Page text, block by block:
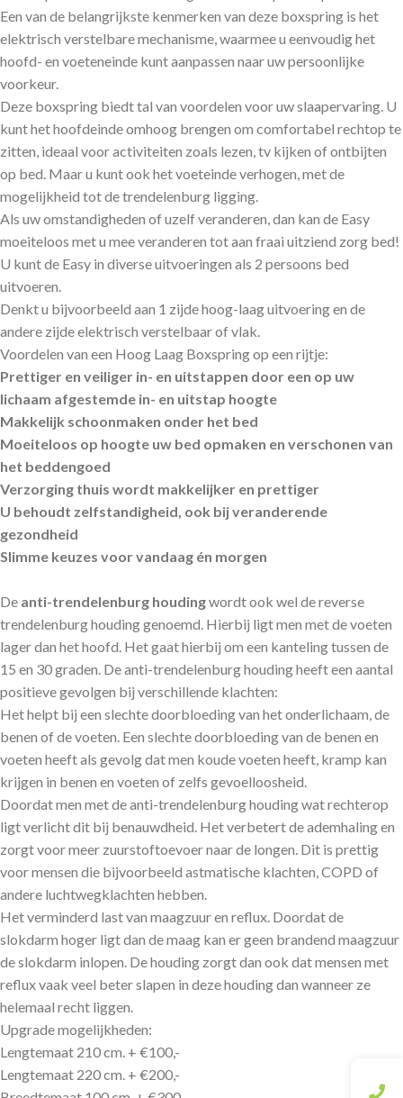
Een van de belangrijkste kenmerken van deze boxspring is het
elektrisch verstelbare mechanisme, waarmee u eenvoudig het
hoofd- en voeteneinde kunt aanpassen naar uw persoonlijke
voorkeur.
Deze boxspring biedt tal van voordelen voor uw slaapervaring. U
kunt het hoofdeinde omhoog brengen om comfortabel rechtop te
zitten, ideaal voor activiteiten zoals lezen, tv kijken of ontbijten
op bed. Maar u kunt ook het voeteinde verhogen, met de
mogelijkheid tot de trendelenburg ligging.
Als uw omstandigheden of uzelf veranderen, dan kan de Easy
moeiteloos met u mee veranderen tot aan fraai uitziend zorg bed!
U kunt de Easy in diverse uitvoeringen als 2 persoons bed
uitvoeren.
Denkt u bijvoorbeeld aan 1 zijde hoog-laag uitvoering en de
andere zijde elektrisch verstelbaar of vlak.
Voordelen van een Hoog Laag Boxspring op een rijtje:
Prettiger en veiliger in- en uitstappen door een op uw
lichaam afgestemde in- en uitstap hoogte
Makkelijk schoonmaken onder het bed
Moeiteloos op hoogte uw bed opmaken en verschonen van
het beddengoed
Verzorging thuis wordt makkelijker en prettiger
U behoudt zelfstandigheid, ook bij veranderende
gezondheid
Slimme keuzes voor vandaag én morgen
De anti-trendelenburg houdingwordt ook wel de reverse
trendelenburg houding genoemd. Hierbij ligt men met de voeten
lager dan het hoofd. Het gaat hierbij om een kanteling tussen de
15 en 30 graden. De anti-trendelenburg houding heeft een aantal
positieve gevolgen bij verschillende klachten:
Het helpt bij een slechte doorbloeding van het onderlichaam, de
benen of de voeten. Een slechte doorbloeding van de benen en
voeten heeft als gevolg dat men koude voeten heeft, kramp kan
krijgen in benen en voeten of zelfs gevoelloosheid.
Doordat men met de anti-trendelenburg houding wat rechterop
ligt verlicht dit bij benauwdheid. Het verbetert de ademhaling en
zorgt voor meer zuurstoftoevoer naar de longen. Dit is prettig
voor mensen die bijvoorbeeld astmatische klachten, COPD of
andere luchtwegklachten hebben.
Het verminderd last van maagzuur en reflux. Doordat de
slokdarm hoger ligt dan de maag kan er geen brandend maagzuur
de slokdarm inlopen. De houding zorgt dan ook dat mensen met
reflux vaak veel beter slapen in deze houding dan wanneer ze
helemaal recht liggen.
Upgrade mogelijkheden:
Lengtemaat 210 cm. + €100,-
Lengtemaat 220 cm. + €200,-